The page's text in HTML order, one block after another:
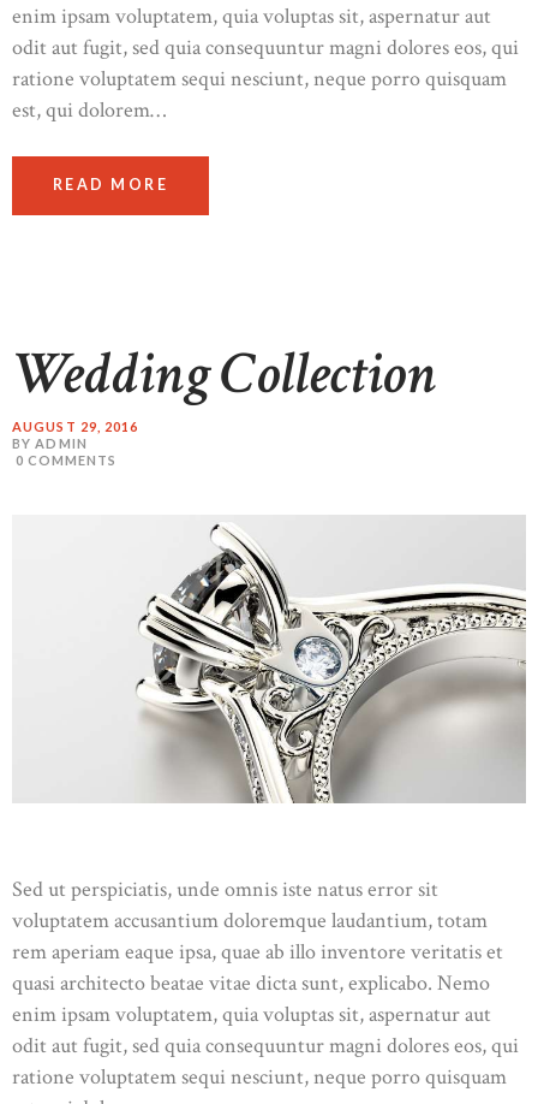
enim ipsam voluptatem, quia voluptas sit, aspernatur aut
odit aut fugit, sed quia consequuntur magni dolores eos, qui
ratione voluptatem sequi nesciunt, neque porro quisquam
est, qui dolorem…
READ MORE
Wedding Collection
AUGUST 29, 2016
BY ADMIN
0 COMMENTS
Sed ut perspiciatis, unde omnis iste natus error sit
voluptatem accusantium doloremque laudantium, totam
rem aperiam eaque ipsa, quae ab illo inventore veritatis et
quasi architecto beatae vitae dicta sunt, explicabo. Nemo
enim ipsam voluptatem, quia voluptas sit, aspernatur aut
odit aut fugit, sed quia consequuntur magni dolores eos, qui
ratione voluptatem sequi nesciunt, neque porro quisquam